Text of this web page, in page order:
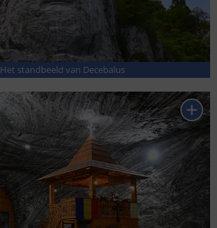
Het standbeeld van Decebalus